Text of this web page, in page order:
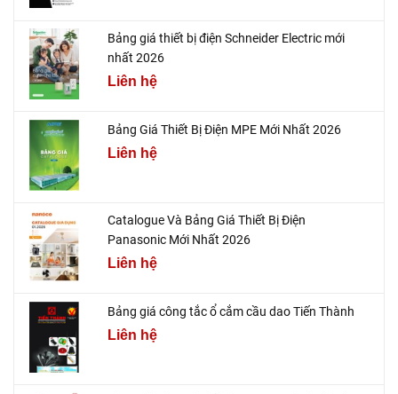
Bảng giá thiết bị điện Schneider Electric mới
nhất 2026
Liên hệ
Bảng Giá Thiết Bị Điện MPE Mới Nhất 2026
Liên hệ
Catalogue Và Bảng Giá Thiết Bị Điện
Panasonic Mới Nhất 2026
Liên hệ
Bảng giá công tắc ổ cắm cầu dao Tiến Thành
Liên hệ